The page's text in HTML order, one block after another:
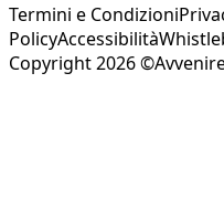
Termini e Condizioni
PolicyAccessibilità
Copyright 2026